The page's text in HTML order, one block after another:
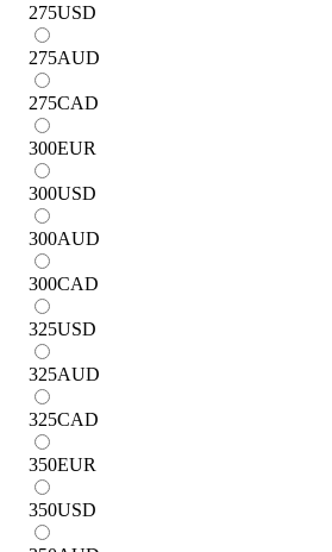
275USD
275AUD
275CAD
300EUR
300USD
300AUD
300CAD
325USD
325AUD
325CAD
350EUR
350USD